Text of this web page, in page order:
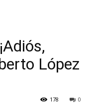
López
0
178